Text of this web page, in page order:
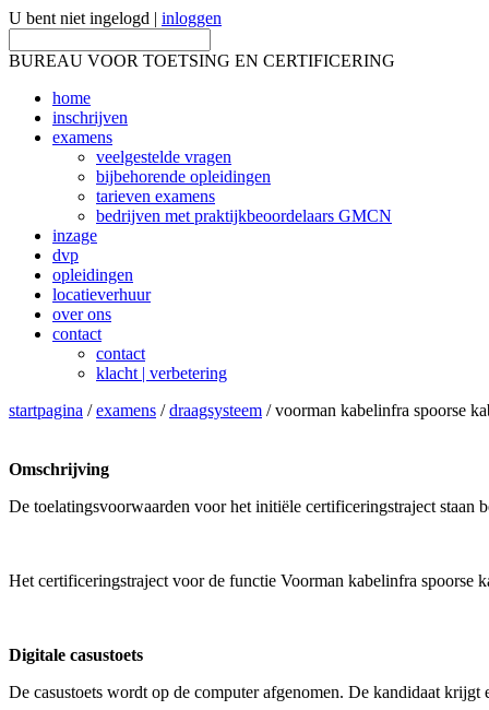
U bent niet ingelogd | inloggen
BUREAU VOOR TOETSING EN CERTIFICERING
home
inschrijven
examens
veelgestelde vragen
bijbehorende opleidingen
tarieven examens
bedrijven met praktijkbeoordelaars GMCN
inzage
dvp
opleidingen
locatieverhuur
over ons
contact
contact
klacht | verbetering
startpagina /examens /draagsysteem / voorman kabelinfra spoorse
Omschrijving
De toelatingsvoorwaarden voor het initiële certificeringstraject staan
Het certificeringstraject voor de functie Voorman kabelinfra spoorse
Digitale casustoets
De casustoets wordt op de computer afgenomen. De kandidaat